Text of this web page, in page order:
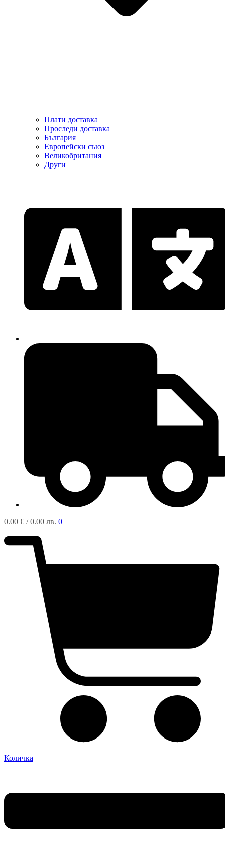
Плати доставка
Проследи доставка
България
Европейски съюз
Великобритания
Други
0.00 € / 0.00 лв. 0
Количка